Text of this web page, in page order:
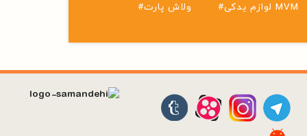
#لوازم یدکی MVM
#ولاش پارت